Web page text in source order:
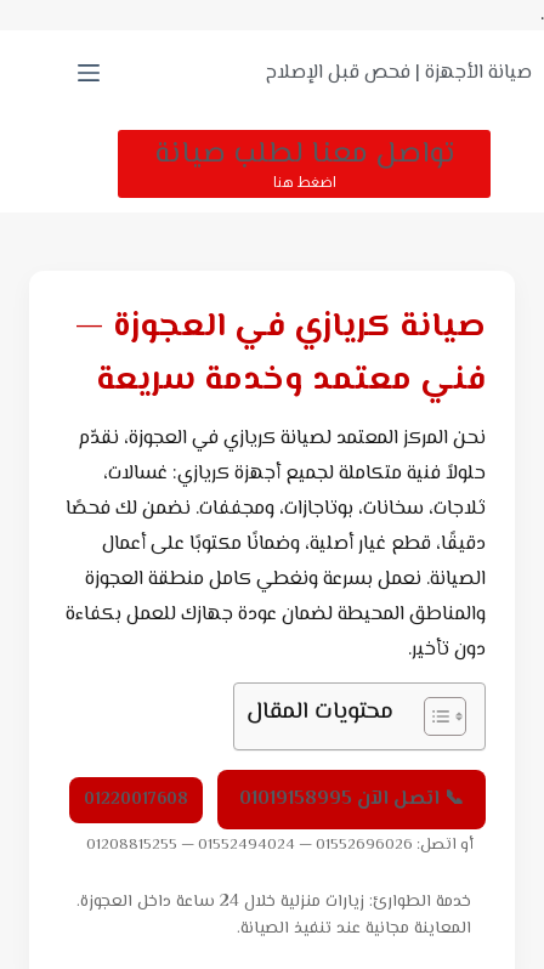
.
صيانة الأجهزة | فحص قبل الإصلاح
تواصل معنا لطلب صيانة
اضغط هنا
صيانة كريازي في العجوزة —
فني معتمد وخدمة سريعة
نحن المركز المعتمد لصيانة كريازي في العجوزة، نقدّم
حلولاً فنية متكاملة لجميع أجهزة كريازي: غسالات،
ثلاجات، سخانات، بوتاجازات، ومجففات. نضمن لك فحصًا
دقيقًا، قطع غيار أصلية، وضمانًا مكتوبًا على أعمال
الصيانة. نعمل بسرعة ونغطي كامل منطقة العجوزة
والمناطق المحيطة لضمان عودة جهازك للعمل بكفاءة
دون تأخير.
محتويات المقال
📞 اتصل الآن 01019158995 01220017608
أو اتصل: 01552696026 — 01552494024 — 01208815255
خدمة الطوارئ: زيارات منزلية خلال 24 ساعة داخل العجوزة.
المعاينة مجانية عند تنفيذ الصيانة.